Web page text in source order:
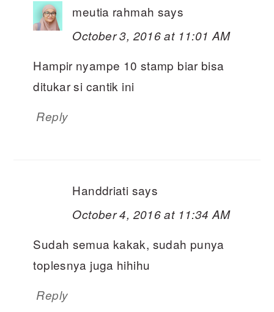
meutia rahmah says
October 3, 2016 at 11:01 AM
Hampir nyampe 10 stamp biar bisa
ditukar si cantik ini
Reply
Handdriati says
October 4, 2016 at 11:34 AM
Sudah semua kakak, sudah punya
toplesnya juga hihihu
Reply